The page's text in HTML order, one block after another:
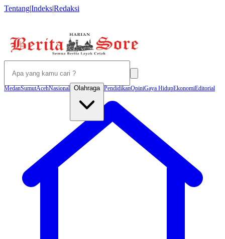
Tentang|Indeks|Redaksi
MedanSumutAcehNasional Olahraga PendidikanOpiniGaya HidupEkonomiEditorial